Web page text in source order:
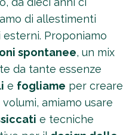
di allestimenti
Proponiamo
spontanee, un mix
da tante essenze
e fogliame per creare
volumi, amiamo usare
e tecniche